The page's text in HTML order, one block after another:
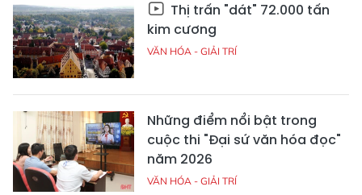
Thị trấn "dát" 72.000 tấn
kim cương
VĂN HÓA - GIẢI TRÍ
Những điểm nổi bật trong
cuộc thi "Đại sứ văn hóa đọc"
năm 2026
VĂN HÓA - GIẢI TRÍ